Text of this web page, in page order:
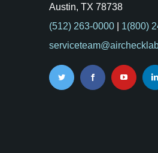
Austin, TX 78738
(512) 263-0000| 1(800)